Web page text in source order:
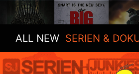
ALL NEW SERIEN &